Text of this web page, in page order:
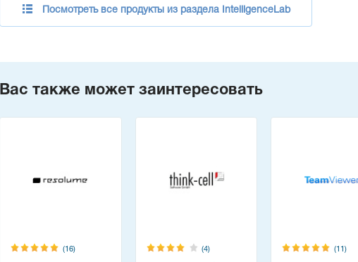
Посмотреть все продукты из раздела IntelligenceLab
Вас также может заинтересовать
(16) (4) (11)